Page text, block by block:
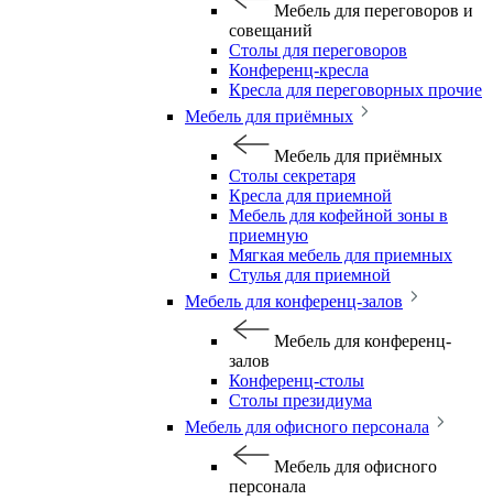
Мебель для переговоров и
совещаний
Столы для переговоров
Конференц-кресла
Кресла для переговорных прочие
Мебель для приёмных
Мебель для приёмных
Столы секретаря
Кресла для приемной
Мебель для кофейной зоны в
приемную
Мягкая мебель для приемных
Стулья для приемной
Мебель для конференц-залов
Мебель для конференц-
залов
Конференц-столы
Столы президиума
Мебель для офисного персонала
Мебель для офисного
персонала